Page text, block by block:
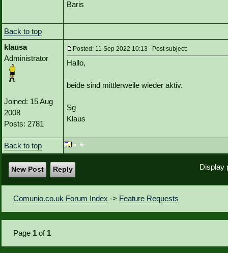
Baris
Back to top
klausa
Administrator
Joined: 15 Aug
2008
Posts: 2781
Posted: 11 Sep 2022 10:13 Post subject:
Hallo,
beide sind mittlerweile wieder aktiv.
Sg
Klaus
Back to top
Display
New Post Reply
Comunio.co.uk Forum Index -> Feature Requests
Page 1 of 1